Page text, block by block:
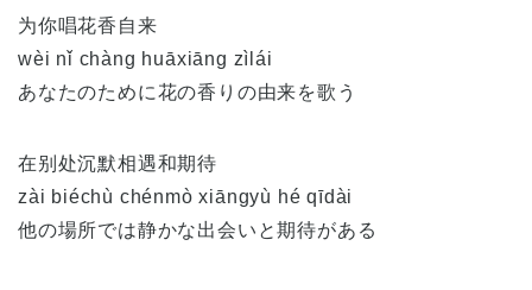
为你唱花香自来
wèi nǐ chàng huāxiāng zìlái
あなたのために花の香りの由来を歌う
在别处沉默相遇和期待
zài biéchù chénmò xiāngyù hé qīdài
他の場所では静かな出会いと期待がある